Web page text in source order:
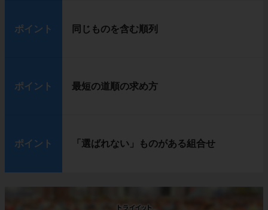
ポイント 同じものを含む順列
ポイント 最短の道順の求め方
ポイント 「選ばれない」ものがある組合せ